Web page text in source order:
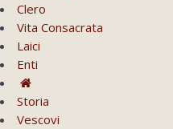
Clero
Vita Consacrata
Laici
Enti
Storia
Vescovi